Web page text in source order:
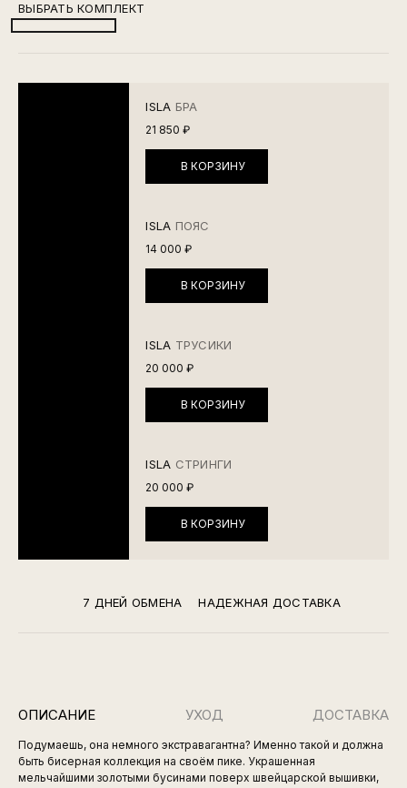
ВЫБРАТЬ КОМПЛЕКТ
ISLA БРА
21 850 ₽
В КОРЗИНУ
ISLA ПОЯС
14 000 ₽
В КОРЗИНУ
ISLA ТРУСИКИ
20 000 ₽
В КОРЗИНУ
ISLA СТРИНГИ
20 000 ₽
В КОРЗИНУ
7 ДНЕЙ ОБМЕНА НАДЕЖНАЯ ДОСТАВКА
ОПИСАНИЕ УХОД ДОСТАВКА
Подумаешь, она немного экстравагантна? Именно такой и должна
быть бисерная коллекция на своём пике. Украшенная
мельчайшими золотыми бусинами поверх швейцарской вышивки,